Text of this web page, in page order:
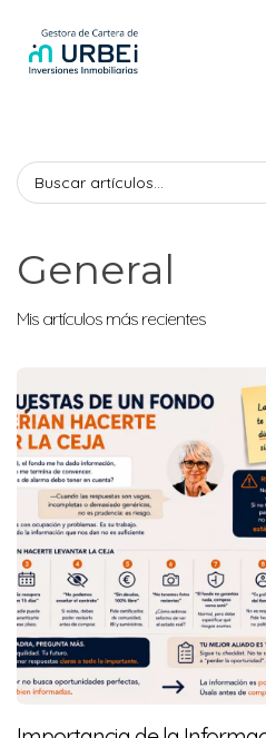
General
Mis artículos más recientes